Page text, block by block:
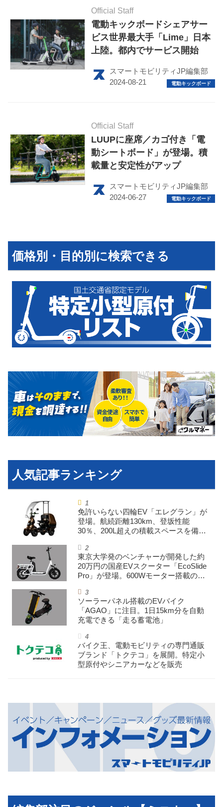
プライバシーポリシー
ライター名簿
お問い合せ
広告掲載について
Official Staff
電動キックボードシェアサー
ビス世界最大手「Lime」日本
上陸。都内でサービス開始
スマートモビリティJP編集部
Official Staff
LUUPに座席／カゴ付き「電
動シートボード」が登場。積
載量と安定性がアップ
スマートモビリティJP編集部
価格別・目的別に検索できる
免許いらない四輪EV「エレグラン」が
登場。航続距離130km、登坂性能
30％、200L超えの積載スペースを備え
東京大学発のベンチャーが開発した約
20万円の国産EVスクーター「EcoSlide
Pro」が登場。600Wモーター搭載のハ
ソーラーパネル搭載のEVバイク
「AGAO」に注目。1日15km分を自動
充電できる「走る蓄電池」
バイク王、電動モビリティの専門通販
ブランド「トクテコ」を展開。特定小
型原付やシニアカーなどを販売